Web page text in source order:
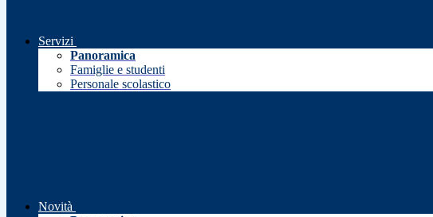
Servizi
Panoramica
Famiglie e studenti
Personale scolastico
Novità